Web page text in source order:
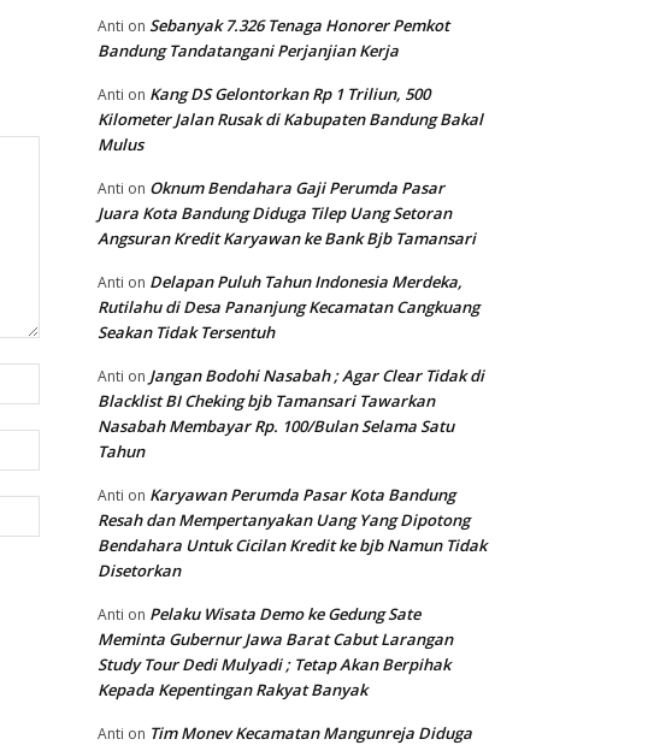
Nama:*
Website:
Anti on Sebanyak 7.326 Tenaga Honorer Pemkot
Bandung Tandatangani Perjanjian Kerja
Anti on Kang DS Gelontorkan Rp 1 Triliun, 500
Kilometer Jalan Rusak di Kabupaten Bandung Bakal
Mulus
Anti on Oknum Bendahara Gaji Perumda Pasar
Juara Kota Bandung Diduga Tilep Uang Setoran
Angsuran Kredit Karyawan ke Bank Bjb Tamansari
Anti on Delapan Puluh Tahun Indonesia Merdeka,
Rutilahu di Desa Pananjung Kecamatan Cangkuang
Seakan Tidak Tersentuh
Anti on Jangan Bodohi Nasabah ; Agar Clear Tidak di
Blacklist BI Cheking bjb Tamansari Tawarkan
Nasabah Membayar Rp. 100/Bulan Selama Satu
Tahun
Anti on Karyawan Perumda Pasar Kota Bandung
Resah dan Mempertanyakan Uang Yang Dipotong
Bendahara Untuk Cicilan Kredit ke bjb Namun Tidak
Disetorkan
Anti on Pelaku Wisata Demo ke Gedung Sate
Meminta Gubernur Jawa Barat Cabut Larangan
Study Tour Dedi Mulyadi ; Tetap Akan Berpihak
Kepada Kepentingan Rakyat Banyak
Anti on Tim Monev Kecamatan Mangunreja Diduga